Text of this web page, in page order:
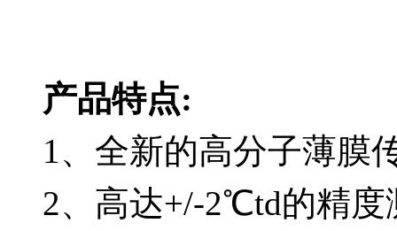
产品特点:
1、全新的高分子薄膜
2、高达+/-2℃td的精度